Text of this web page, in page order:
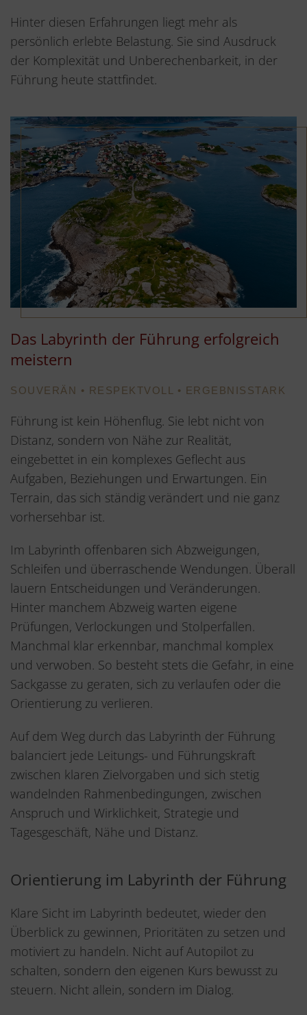
Hinter diesen Erfahrungen liegt mehr als
persönlich erlebte Belastung. Sie sind Ausdruck
der Komplexität und Unberechenbarkeit, in der
Führung heute stattfindet.
Das Labyrinth der Führung erfolgreich
meistern
SOUVERÄN • RESPEKTVOLL • ERGEBNISSTARK
Führung ist kein Höhenflug. Sie lebt nicht von
Distanz, sondern von Nähe zur Realität,
eingebettet in ein komplexes Geflecht aus
Aufgaben, Beziehungen und Erwartungen. Ein
Terrain, das sich ständig verändert und nie ganz
vorhersehbar ist.
Im Labyrinth offenbaren sich Abzweigungen,
Schleifen und überraschende Wendungen. Überall
lauern Entscheidungen und Veränderungen.
Hinter manchem Abzweig warten eigene
Prüfungen, Verlockungen und Stolperfallen.
Manchmal klar erkennbar, manchmal komplex
und verwoben. So besteht stets die Gefahr, in eine
Sackgasse zu geraten, sich zu verlaufen oder die
Orientierung zu verlieren.
Auf dem Weg durch das Labyrinth der Führung
balanciert jede Leitungs- und Führungskraft
zwischen klaren Zielvorgaben und sich stetig
wandelnden Rahmenbedingungen, zwischen
Anspruch und Wirklichkeit, Strategie und
Tagesgeschäft, Nähe und Distanz.
Orientierung im Labyrinth der Führung
Klare Sicht im Labyrinth bedeutet, wieder den
Überblick zu gewinnen, Prioritäten zu setzen und
motiviert zu handeln. Nicht auf Autopilot zu
schalten, sondern den eigenen Kurs bewusst zu
steuern. Nicht allein, sondern im Dialog.